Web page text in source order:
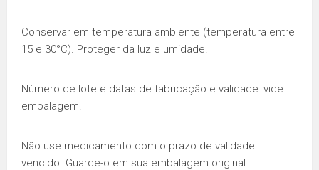
Conservar em temperatura ambiente (temperatura entre
15 e 30°C). Proteger da luz e umidade.
Número de lote e datas de fabricação e validade: vide
embalagem.
Não use medicamento com o prazo de validade
vencido. Guarde-o em sua embalagem original.